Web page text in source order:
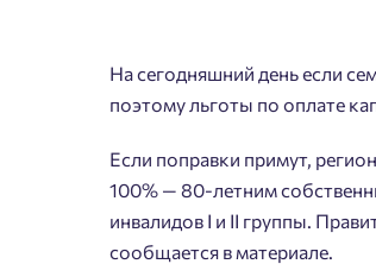
На сегодняшний день если
поэтому льготы по оплате
Если поправки примут,
100% — 80-летним
инвалидов I и II группы.
сообщается в материале.